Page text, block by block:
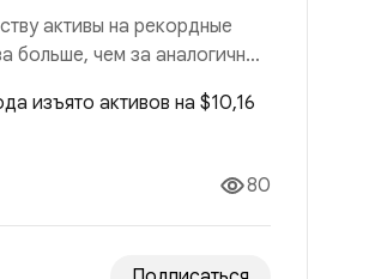
активы на рекордные
больше, чем за аналогичный
всего российского рынка
80